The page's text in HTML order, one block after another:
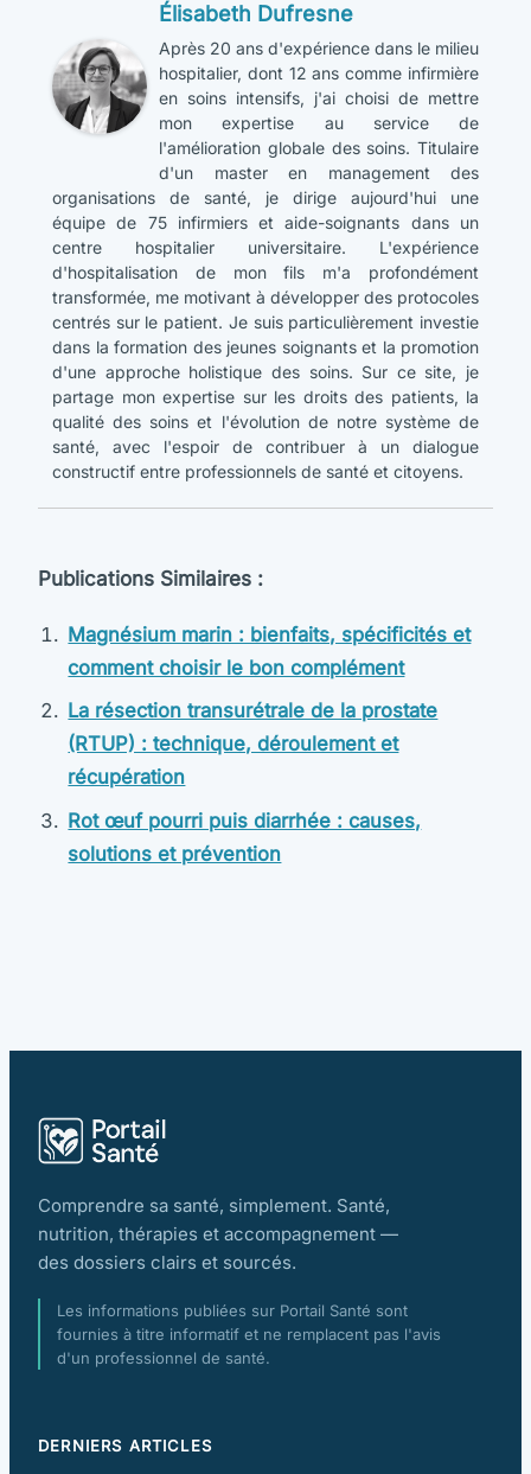
Élisabeth Dufresne
Après 20 ans d'expérience dans le milieu
hospitalier, dont 12 ans comme infirmière
en soins intensifs, j'ai choisi de mettre
mon expertise au service de
l'amélioration globale des soins. Titulaire
d'un master en management des
organisations de santé, je dirige aujourd'hui une
équipe de 75 infirmiers et aide-soignants dans un
centre hospitalier universitaire. L'expérience
d'hospitalisation de mon fils m'a profondément
transformée, me motivant à développer des protocoles
centrés sur le patient. Je suis particulièrement investie
dans la formation des jeunes soignants et la promotion
d'une approche holistique des soins. Sur ce site, je
partage mon expertise sur les droits des patients, la
qualité des soins et l'évolution de notre système de
santé, avec l'espoir de contribuer à un dialogue
constructif entre professionnels de santé et citoyens.
Publications Similaires :
Magnésium marin : bienfaits, spécificités et
comment choisir le bon complément
La résection transurétrale de la prostate
(RTUP) : technique, déroulement et
récupération
Rot œuf pourri puis diarrhée : causes,
solutions et prévention
Comprendre sa santé, simplement. Santé,
nutrition, thérapies et accompagnement —
des dossiers clairs et sourcés.
Les informations publiées sur Portail Santé sont
fournies à titre informatif et ne remplacent pas l'avis
d'un professionnel de santé.
DERNIERS ARTICLES